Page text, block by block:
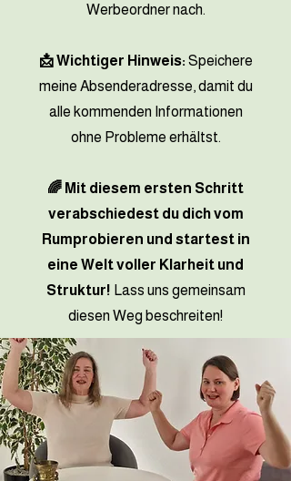
Werbeordner nach.
📩 Wichtiger Hinweis: Speichere
meine Absenderadresse, damit du
alle kommenden Informationen
ohne Probleme erhältst.
🌈 Mit diesem ersten Schritt
verabschiedest du dich vom
Rumprobieren und startest in
eine Welt voller Klarheit und
Struktur! Lass uns gemeinsam
diesen Weg beschreiten!